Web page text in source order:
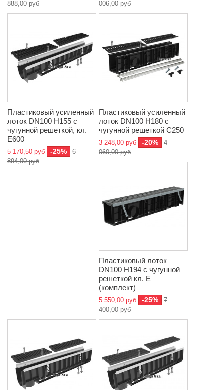
888,00 руб 006,00 руб
Пластиковый усиленный
лоток DN100 H155 с
чугунной решеткой, кл.
E600
5 170,50 руб -25%
6
894,00 руб
Пластиковый усиленный
лоток DN100 H180 с
чугунной решеткой C250
3 248,00 руб -20%
4
060,00 руб
Пластиковый лоток
DN100 H194 с чугунной
решеткой кл. Е
(комплект)
5 550,00 руб -25%
7
400,00 руб